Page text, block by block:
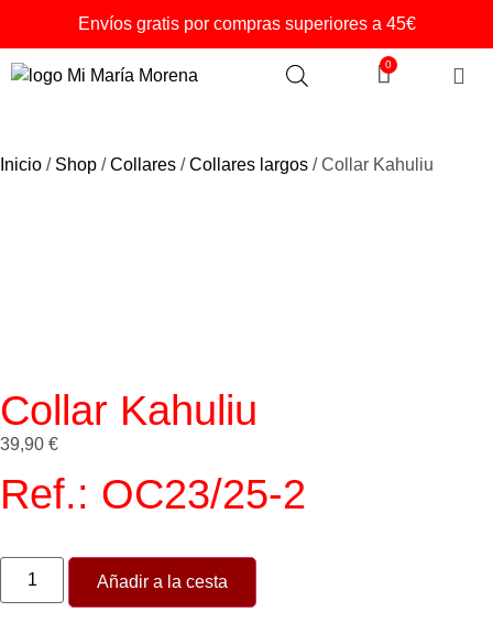
Envíos gratis por compras superiores a 45€
0
Inicio / Shop /Collares /Collares largos / Collar Kahuliu
Collar Kahuliu
39,90 €
Ref.: OC23/25-2
Añadir a la cesta